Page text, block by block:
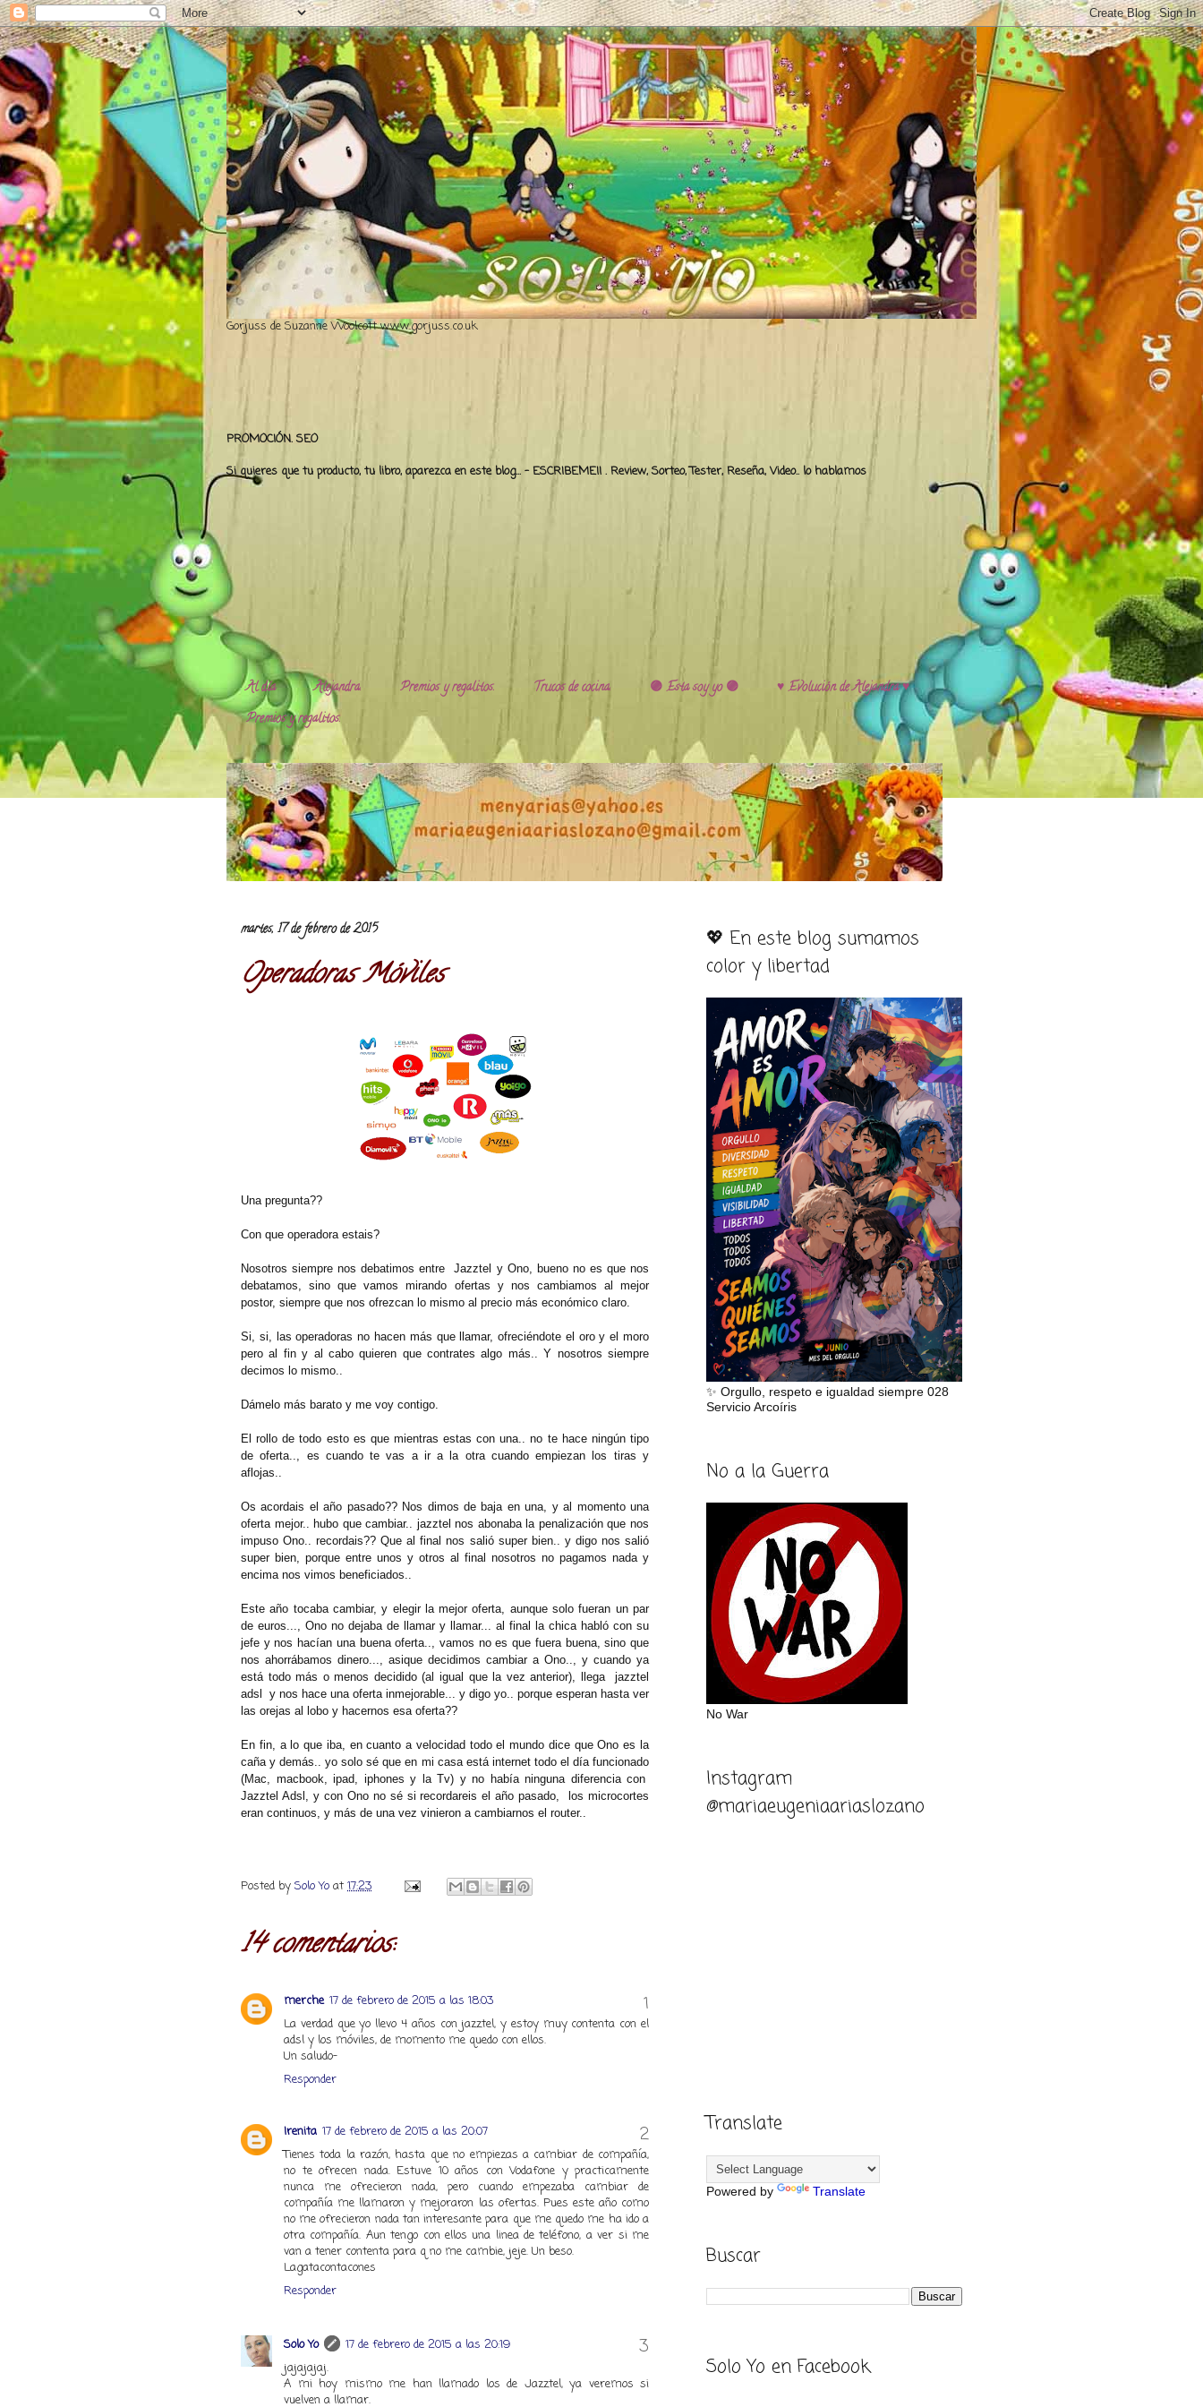
Gorjuss de Suzanne Woolcott www.gorjuss.co.uk
PROMOCIÓN. SEO
Si quieres que tu producto, tu libro, aparezca en este blog... - ESCRIBEME!! . Review, Sorteo, Tester, Reseña, Video.. lo hablamos
Al día Alejandra. Premios y regalitos. Trucos de cocina. 🟣 Esta soy yo 🟣
♥️ Evolución de Alejandra ♥️
Premios y regalitos.
martes, 17 de febrero de 2015
Operadoras Móviles
Una pregunta??
Con que operadora estais?
Nosotros siempre nos debatimos entre Jazztel y Ono, bueno no es que nos
debatamos, sino que vamos mirando ofertas y nos cambiamos al mejor
postor, siempre que nos ofrezcan lo mismo al precio más económico claro.
Si, si, las operadoras no hacen más que llamar, ofreciéndote el oro y el moro
pero al fin y al cabo quieren que contrates algo más.. Y nosotros siempre
decimos lo mismo..
Dámelo más barato y me voy contigo.
El rollo de todo esto es que mientras estas con una.. no te hace ningún tipo
de oferta.., es cuando te vas a ir a la otra cuando empiezan los tiras y
aflojas..
Os acordais el año pasado?? Nos dimos de baja en una, y al momento una
oferta mejor.. hubo que cambiar.. jazztel nos abonaba la penalización que nos
impuso Ono.. recordais?? Que al final nos salió super bien.. y digo nos salió
super bien, porque entre unos y otros al final nosotros no pagamos nada y
encima nos vimos beneficiados..
Este año tocaba cambiar, y elegir la mejor oferta, aunque solo fueran un par
de euros..., Ono no dejaba de llamar y llamar... al final la chica habló con su
jefe y nos hacían una buena oferta.., vamos no es que fuera buena, sino que
nos ahorrábamos dinero..., asique decidimos cambiar a Ono.., y cuando ya
está todo más o menos decidido (al igual que la vez anterior), llega jazztel
adsl y nos hace una oferta inmejorable... y digo yo.. porque esperan hasta ver
las orejas al lobo y hacernos esa oferta??
En fin, a lo que iba, en cuanto a velocidad todo el mundo dice que Ono es la
caña y demás.. yo solo sé que en mi casa está internet todo el día funcionado
(Mac, macbook, ipad, iphones y la Tv) y no había ninguna diferencia con
Jazztel Adsl, y con Ono no sé si recordareis el año pasado, los microcortes
eran continuos, y más de una vez vinieron a cambiarnos el router..
Posted by Solo Yo at 17:23
14 comentarios:
merche 17 de febrero de 2015 a las 18:03
La verdad que yo llevo 4 años con jazztel, y estoy muy contenta con el
adsl y los móviles, de momento me quedo con ellos.
Un saludo-
Responder
Irenita 17 de febrero de 2015 a las 20:07
Tienes toda la razón, hasta que no empiezas a cambiar de compañía,
no te ofrecen nada. Estuve 10 años con Vodafone y practicamente
nunca me ofrecieron nada, pero cuando empezaba cambiar de
compañía me llamaron y mejoraron las ofertas. Pues este año como
no me ofrecieron nada tan interesante para que me quedo me ha ido a
otra compañía. Aun tengo con ellos una linea de teléfono, a ver si me
van a tener contenta para q no me cambie, jeje. Un beso.
Lagatacontacones
Responder
Solo Yo
17 de febrero de 2015 a las 20:19
jajajajaj.
A mi hoy mismo me han llamado los de Jazztel, ya veremos si
vuelven a llamar.
💖 En este blog sumamos
color y libertad
✨ Orgullo, respeto e igualdad siempre 028
Servicio Arcoíris
No a la Guerra
No War
Instagram
@mariaeugeniaariaslozano
Translate
Powered by Translate
Buscar
Solo Yo en Facebook